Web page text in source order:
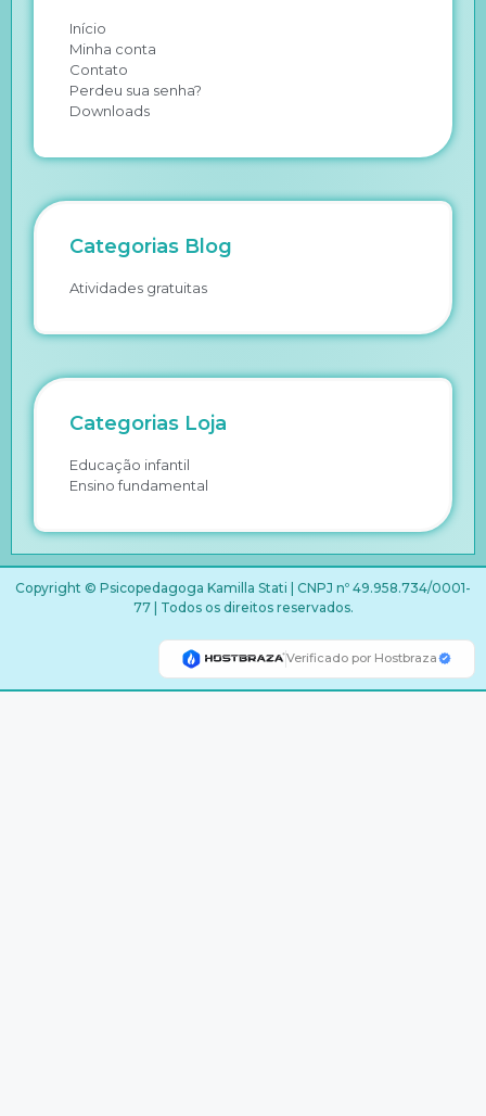
Início
Minha conta
Contato
Perdeu sua senha?
Downloads
Categorias Blog
Atividades gratuitas
Categorias Loja
Educação infantil
Ensino fundamental
Copyright © Psicopedagoga Kamilla Stati | CNPJ nº 49.958.734/0001-
77 | Todos os direitos reservados.